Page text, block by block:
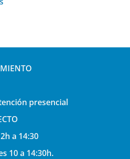
presencial
a 14:30
10 a 14:30h.